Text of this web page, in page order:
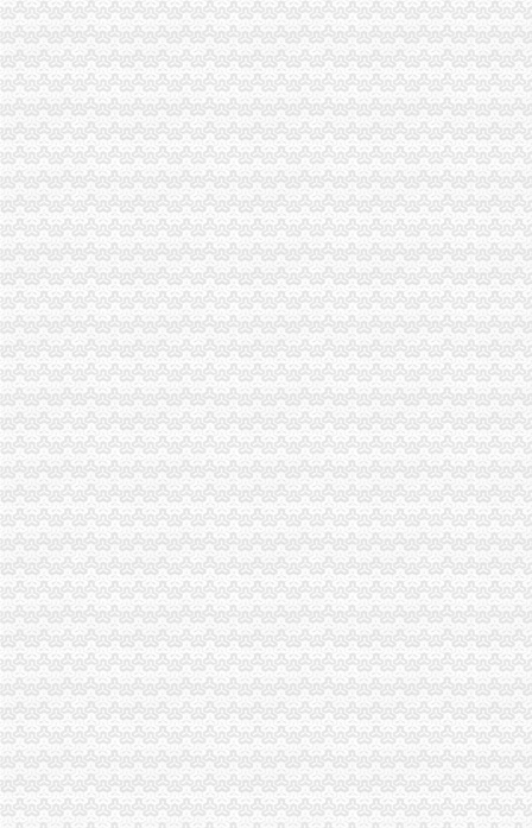
重庆渝中区闲置老旧楼宇改造升级造产业经济-中新网
重庆代办营业执照
重庆工商注册,重庆公司注册,重庆工商代办,重庆注册公司,重庆
重庆营业执照遗失,补办流程及所需资料-时空商城交流版-时空网
公司简介_重庆营业执照代办-重庆乐享凯信代理记账有限公司
重庆代办公司
突尼斯橄榄油进口重庆代理清关报关公司-企汇网
重庆代办工商营业执照-_公司注册工商代办重庆帅博
香港远东集团科技有限公司重庆代理处企业评论
渝中区办执照
重庆查获作坊两年卖700多吨旺（组图）-旺,马儿,猪,
内地居民赴港澳地区申请指南
重庆男子利用POS机刷卡诈骗套走10余商户237万-新华网
渝中区代办营业执照
代办工商执照委托书（一丰工商）.doc
企业管理咨询；税务代理（不含税务师业务）；税务咨询；营业执照
【企业年检代办】企业年检代办价格_企业年检代办批发_企业年检代办
渝中区工商代办
刊登热线：（报社）24小时
1120_重庆工商咨询,重庆代办工商执照,重庆代理记帐_重庆赞家财
税务策划税务代理服务—重庆渝中解放碑安捷伦谱工作站
渝中区代办公司
中国人寿保险股份有限公司重庆市渝中区支公司招聘信息_电话_地址-
重庆市/渝中区商标代理招聘_北京集佳知识产权代理有限公司重庆分公
航空货运代理,渝中区航空货运,重庆捷利航空-重庆市捷利航空货运